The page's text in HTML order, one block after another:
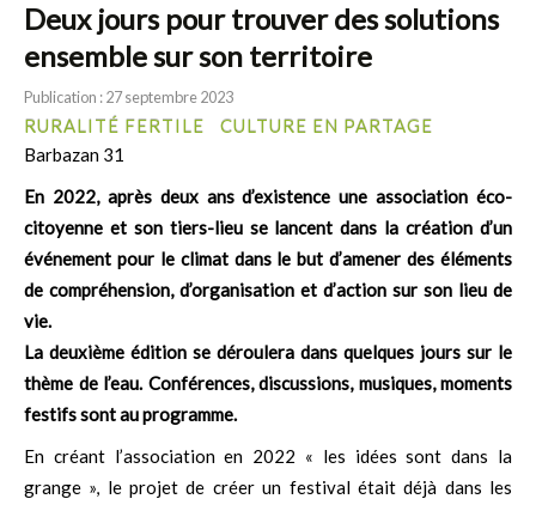
Deux jours pour trouver des solutions
ensemble sur son territoire
Publication : 27 septembre 2023
RURALITÉ FERTILE
CULTURE EN PARTAGE
Barbazan 31
En 2022, après deux ans d’existence une association éco-
citoyenne et son tiers-lieu se lancent dans la création d’un
événement pour le climat dans le but d’amener des éléments
de compréhension, d’organisation et d’action sur son lieu de
vie.
La deuxième édition se déroulera dans quelques jours sur le
thème de l’eau. Conférences, discussions, musiques, moments
festifs sont au programme.
En créant l’association en 2022 « les idées sont dans la
grange », le projet de créer un festival était déjà dans les